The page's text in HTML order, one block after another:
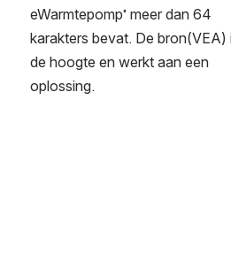
eWarmtepomp’ meer dan 64
karakters bevat. De bron(VEA)
de hoogte en werkt aan een
oplossing.